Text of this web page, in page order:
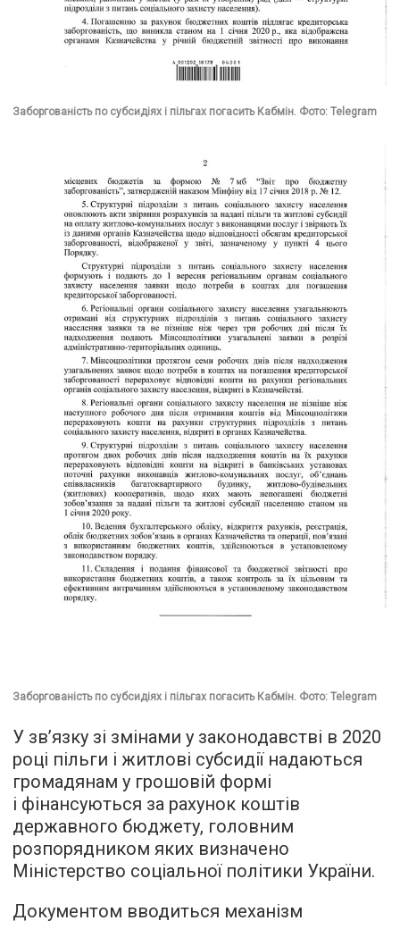
Заборгованість по субсидіях і пільгах погасить Кабмін. Фото: Telegram
Заборгованість по субсидіях і пільгах погасить Кабмін. Фото: Telegram
У зв’язку зі змінами у законодавстві в 2020
році пільги і житлові субсидії надаються
громадянам у грошовій формі
і фінансуються за рахунок коштів
державного бюджету, головним
розпорядником яких визначено
Міністерство соціальної політики України.
Документом вводиться механізм